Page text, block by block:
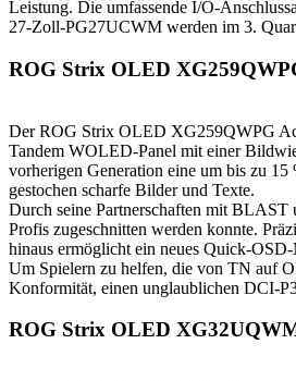
Leistung. Die umfassende I/O-
27-Zoll-PG27UCWM werden im 3.
ROG Strix OLED
Der ROG Strix OLED XG259QWPG
Tandem WOLED-Panel mit einer
vorherigen Generation eine um bis zu
gestochen scharfe Bilder und Texte.
Durch seine Partnerschaften mit
Profis zugeschnitten werden konnte.
hinaus ermöglicht ein neues Quick-
Um Spielern zu helfen, die von TN auf
Konformität, einen unglaublichen DCI-
ROG Strix OLED